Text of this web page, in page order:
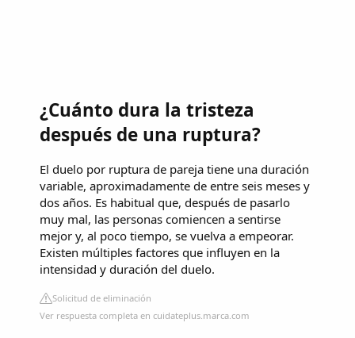
¿Cuánto dura la tristeza
después de una ruptura?
El duelo por ruptura de pareja tiene una duración
variable, aproximadamente de entre seis meses y
dos años. Es habitual que, después de pasarlo
muy mal, las personas comiencen a sentirse
mejor y, al poco tiempo, se vuelva a empeorar.
Existen múltiples factores que influyen en la
intensidad y duración del duelo.
Solicitud de eliminación
Ver respuesta completa en cuidateplus.marca.com